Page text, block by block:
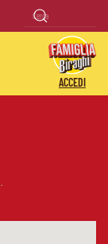
ACCEDI
.